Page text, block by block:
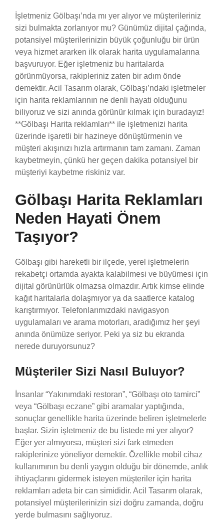
İşletmeniz Gölbaşı’nda mı yer alıyor ve müşterileriniz
sizi bulmakta zorlanıyor mu? Günümüz dijital çağında,
potansiyel müşterilerinizin büyük çoğunluğu bir ürün
veya hizmet ararken ilk olarak harita uygulamalarına
başvuruyor. Eğer işletmeniz bu haritalarda
görünmüyorsa, rakipleriniz zaten bir adım önde
demektir. Acil Tasarım olarak, Gölbaşı’ndaki işletmeler
için harita reklamlarının ne denli hayati olduğunu
biliyoruz ve sizi anında görünür kılmak için buradayız!
**Gölbaşı Harita reklamları** ile işletmenizi harita
üzerinde işaretli bir hazineye dönüştürmenin ve
müşteri akışınızı hızla artırmanın tam zamanı. Zaman
kaybetmeyin, çünkü her geçen dakika potansiyel bir
müşteriyi kaybetme riskiniz var.
Gölbaşı Harita Reklamları
Neden Hayati Önem
Taşıyor?
Gölbaşı gibi hareketli bir ilçede, yerel işletmelerin
rekabetçi ortamda ayakta kalabilmesi ve büyümesi için
dijital görünürlük olmazsa olmazdır. Artık kimse elinde
kağıt haritalarla dolaşmıyor ya da saatlerce katalog
karıştırmıyor. Telefonlarımızdaki navigasyon
uygulamaları ve arama motorları, aradığımız her şeyi
anında önümüze seriyor. Peki ya siz bu ekranda
nerede duruyorsunuz?
Müşteriler Sizi Nasıl Buluyor?
İnsanlar “Yakınımdaki restoran”, “Gölbaşı oto tamirci”
veya “Gölbaşı eczane” gibi aramalar yaptığında,
sonuçlar genellikle harita üzerinde beliren işletmelerle
başlar. Sizin işletmeniz de bu listede mi yer alıyor?
Eğer yer almıyorsa, müşteri sizi fark etmeden
rakiplerinize yöneliyor demektir. Özellikle mobil cihaz
kullanımının bu denli yaygın olduğu bir dönemde, anlık
ihtiyaçlarını gidermek isteyen müşteriler için harita
reklamları adeta bir can simididir. Acil Tasarım olarak,
potansiyel müşterilerinizin sizi doğru zamanda, doğru
yerde bulmasını sağlıyoruz.